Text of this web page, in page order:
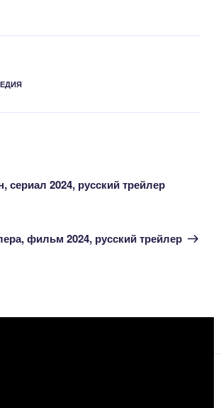
сериал 2024, русский трейлер
фильм 2024, русский трейлер